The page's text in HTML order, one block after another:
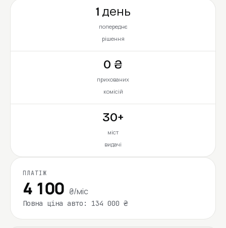
1 день
попереднє
рішення
0 ₴
прихованих
комісій
30+
міст
видачі
ПЛАТІЖ
4 100 ₴/міс
Повна ціна авто: 134 000 ₴